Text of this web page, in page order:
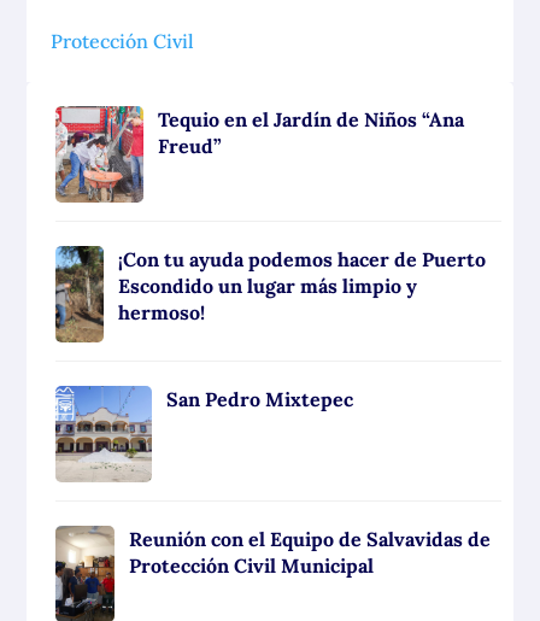
Protección Civil
Tequio en el Jardín de Niños “Ana
Freud”
¡Con tu ayuda podemos hacer de Puerto
Escondido un lugar más limpio y
hermoso!
San Pedro Mixtepec
Reunión con el Equipo de Salvavidas de
Protección Civil Municipal